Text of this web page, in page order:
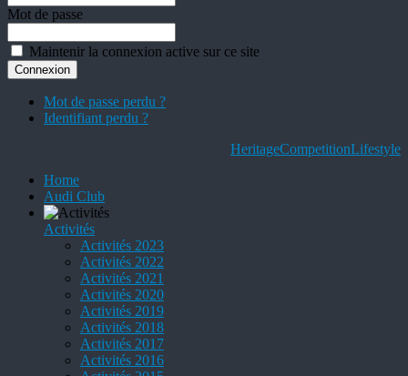
Mot de passe
Maintenir la connexion active sur ce site
Mot de passe perdu ?
Identifiant perdu ?
HeritageCompetitionLifestyle
Home
Audi Club
Activités
Activités 2023
Activités 2022
Activités 2021
Activités 2020
Activités 2019
Activités 2018
Activités 2017
Activités 2016